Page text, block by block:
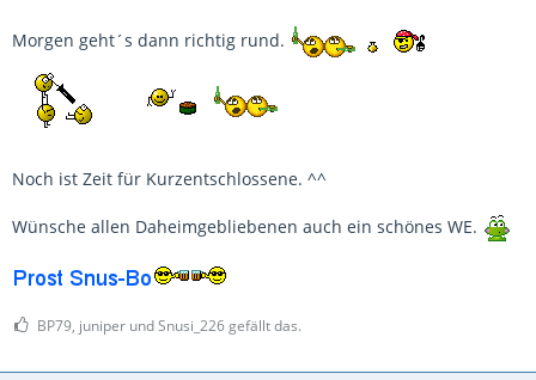
Morgen geht´s dann richtig rund.
Noch ist Zeit für Kurzentschlossene. ^^
Wünsche allen Daheimgebliebenen auch ein schönes WE.
BP79, juniper und Snusi_226 gefällt das.